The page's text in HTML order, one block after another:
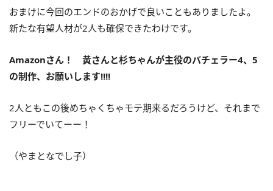
おまけに今回のエンドのおかげで良いこともありましたよ。
新たな有望人材が2人も確保できたわけです。
Amazonさん！ 黄さんと杉ちゃんが主役のバチェラー4、5
の制作、お願いします!!!!
2人ともこの後めちゃくちゃモテ期来るだろうけど、それまで
フリーでいてーー！
（やまとなでし子）